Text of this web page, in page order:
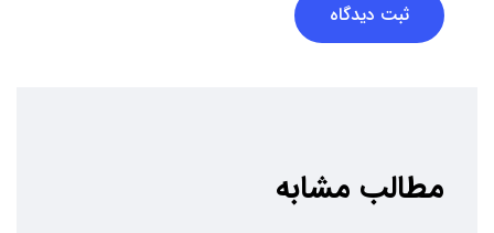
ثبت دیدگاه
مطالب مشابه